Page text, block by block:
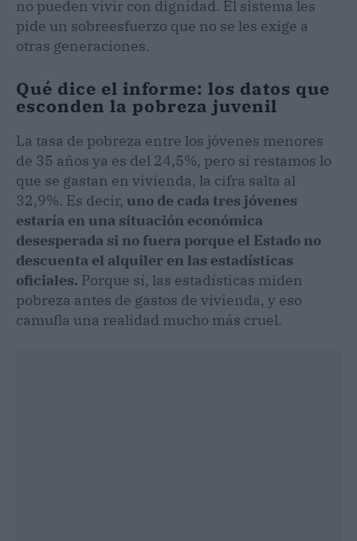
no pueden vivir con dignidad. El sistema les
pide un sobreesfuerzo que no se les exige a
otras generaciones.
Qué dice el informe: los datos que
esconden la pobreza juvenil
La tasa de pobreza entre los jóvenes menores
de 35 años ya es del 24,5%, pero si restamos lo
que se gastan en vivienda, la cifra salta al
32,9%. Es decir, uno de cada tres jóvenes
estaría en una situación económica
desesperada si no fuera porque el Estado no
descuenta el alquiler en las estadísticas
oficiales. Porque sí, las estadísticas miden
pobreza antes de gastos de vivienda, y eso
camufla una realidad mucho más cruel.